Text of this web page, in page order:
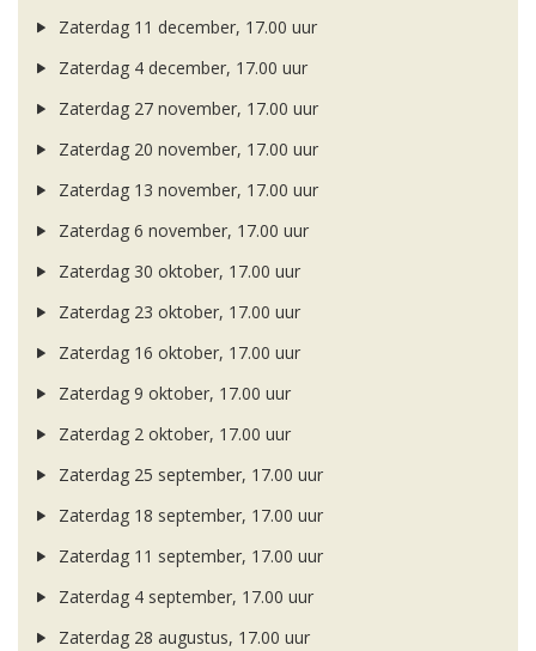
Zaterdag 11 december, 17.00 uur
Zaterdag 4 december, 17.00 uur
Zaterdag 27 november, 17.00 uur
Zaterdag 20 november, 17.00 uur
Zaterdag 13 november, 17.00 uur
Zaterdag 6 november, 17.00 uur
Zaterdag 30 oktober, 17.00 uur
Zaterdag 23 oktober, 17.00 uur
Zaterdag 16 oktober, 17.00 uur
Zaterdag 9 oktober, 17.00 uur
Zaterdag 2 oktober, 17.00 uur
Zaterdag 25 september, 17.00 uur
Zaterdag 18 september, 17.00 uur
Zaterdag 11 september, 17.00 uur
Zaterdag 4 september, 17.00 uur
Zaterdag 28 augustus, 17.00 uur